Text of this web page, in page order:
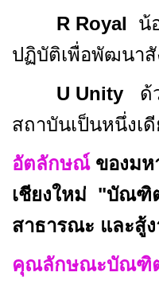
R Royal
น้
ปฏิบัติเพื่อพัฒนาสั
U Unity
ด้
สถาบันเป็นหนึ่งเดี
อัตลักษณ์ ของมห
เชียงใหม่ "บัณฑิ
สาธารณะ และสู้
คุณลักษณะบัณฑิต